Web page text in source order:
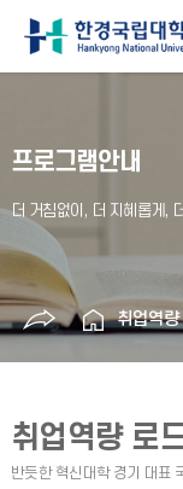
프로그램안내
취업역
취업역량 로